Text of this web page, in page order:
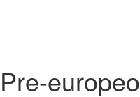
Pre-europeo